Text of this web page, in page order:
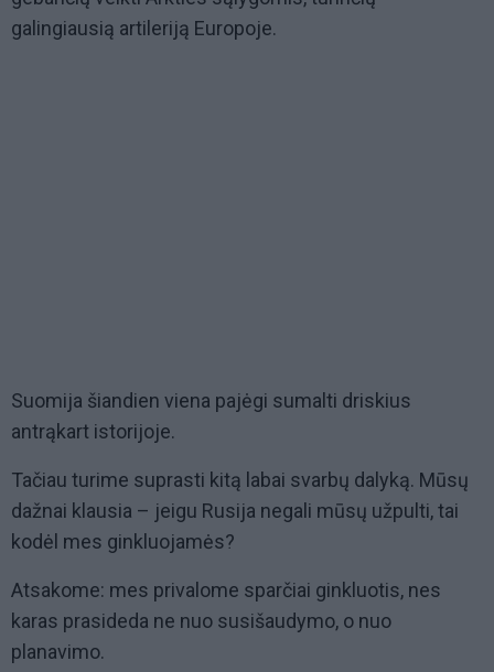
galingiausią artileriją Europoje.
Suomija šiandien viena pajėgi sumalti driskius
antrąkart istorijoje.
Tačiau turime suprasti kitą labai svarbų dalyką. Mūsų
dažnai klausia – jeigu Rusija negali mūsų užpulti, tai
kodėl mes ginkluojamės?
Atsakome: mes privalome sparčiai ginkluotis, nes
karas prasideda ne nuo susišaudymo, o nuo
planavimo.